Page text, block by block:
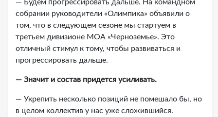
— Будем прогрессировать дальше. На командном
собрании руководители «Олимпика» объявили о
том, что в следующем сезоне мы стартуем в
третьем дивизионе МОА «Черноземье». Это
отличный стимул к тому, чтобы развиваться и
прогрессировать дальше.
— Значит и состав придется усиливать.
— Укрепить несколько позиций не помешало бы, но
в целом коллектив у нас уже сложившийся.